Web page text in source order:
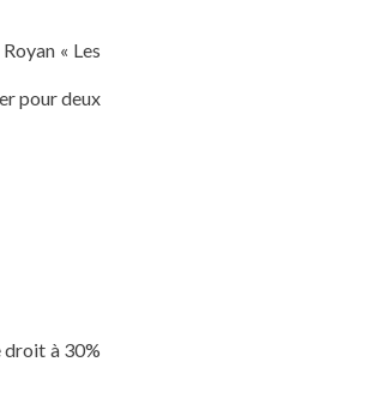
« Les
pour deux
droit à 30%